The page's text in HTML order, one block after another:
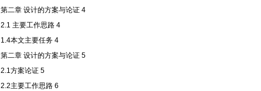
第二章 设计的方案与论证4
2.1 主要工作思路4
1.4本文主要任务4
第二章 设计的方案与论证5
2.1方案论证5
2.2主要工作思路6